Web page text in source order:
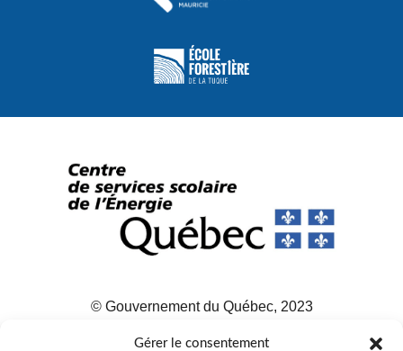
Gérer le consentement
© Gouvernement du Québec, 2023
Agence Web :Triaxe